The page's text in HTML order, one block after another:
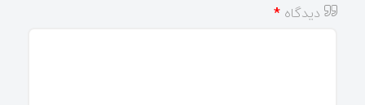
دیدگاه *